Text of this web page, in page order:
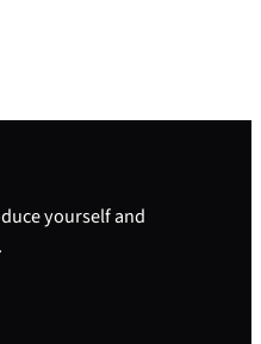
yourself and